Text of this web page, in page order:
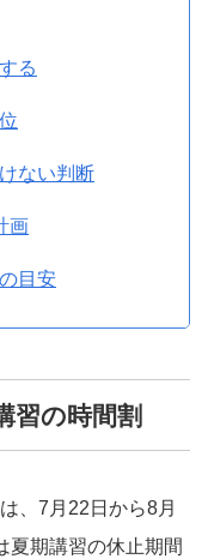
る
ない判断
画
目安
習の時間割
、7月22日から8月
夏期講習の休止期間